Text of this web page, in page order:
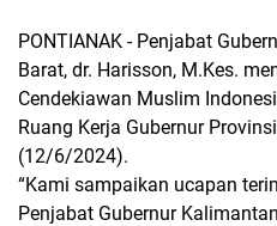
PONTIANAK - Penjabat
Barat, dr. Harisson, M.Kes.
Cendekiawan Muslim
Ruang Kerja Gubernur
(12/6/2024).
“Kami sampaikan ucapan
Penjabat Gubernur